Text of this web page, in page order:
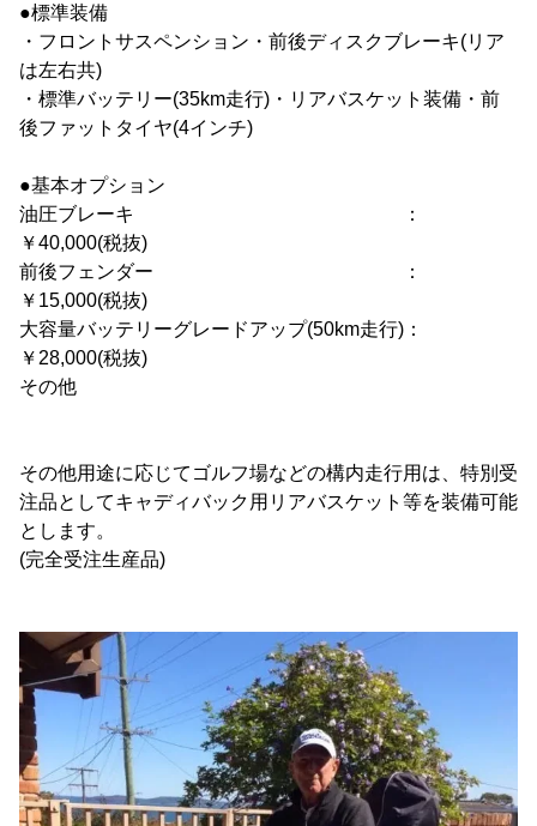
●標準装備
・フロントサスペンション・前後ディスクブレーキ(リア
は左右共)
・標準バッテリー(35km走行)・リアバスケット装備・前
後ファットタイヤ(4インチ)
●基本オプション
油圧ブレーキ ：
￥40,000(税抜)
前後フェンダー ：
￥15,000(税抜)
大容量バッテリーグレードアップ(50km走行)：
￥28,000(税抜)
その他
その他用途に応じてゴルフ場などの構内走行用は、特別受
注品としてキャディバック用リアバスケット等を装備可能
とします。
(完全受注生産品)